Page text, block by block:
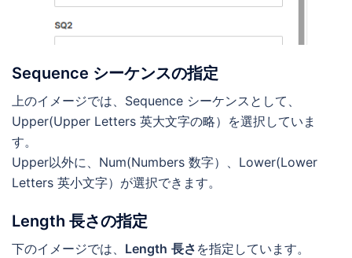
Sequence シーケンスの指定
上のイメージでは、Sequence シーケンスとして、
Upper(Upper Letters 英大文字の略）を選択していま
す。
Upper以外に、Num(Numbers 数字）、Lower(Lower
Letters 英小文字）が選択できます。
Length 長さの指定
下のイメージでは、 Length 長さ を指定しています。